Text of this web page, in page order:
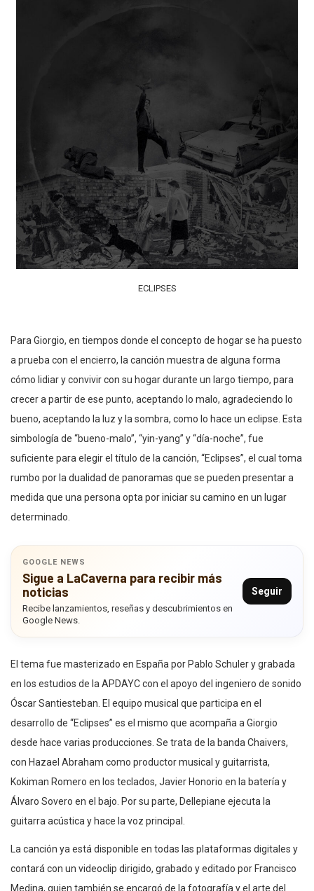
ECLIPSES
Para Giorgio, en tiempos donde el concepto de hogar se ha puesto
a prueba con el encierro, la canción muestra de alguna forma
cómo lidiar y convivir con su hogar durante un largo tiempo, para
crecer a partir de ese punto, aceptando lo malo, agradeciendo lo
bueno, aceptando la luz y la sombra, como lo hace un eclipse. Esta
simbología de “bueno-malo”, “yin-yang” y “día-noche”, fue
suficiente para elegir el título de la canción, “Eclipses”, el cual toma
rumbo por la dualidad de panoramas que se pueden presentar a
medida que una persona opta por iniciar su camino en un lugar
determinado.
GOOGLE NEWS
Sigue a LaCaverna para recibir más
noticias
Recibe lanzamientos, reseñas y descubrimientos en
Google News.
Seguir
El tema fue masterizado en España por Pablo Schuler y grabada
en los estudios de la APDAYC con el apoyo del ingeniero de sonido
Óscar Santiesteban. El equipo musical que participa en el
desarrollo de “Eclipses” es el mismo que acompaña a Giorgio
desde hace varias producciones. Se trata de la banda Chaivers,
con Hazael Abraham como productor musical y guitarrista,
Kokiman Romero en los teclados, Javier Honorio en la batería y
Álvaro Sovero en el bajo. Por su parte, Dellepiane ejecuta la
guitarra acústica y hace la voz principal.
La canción ya está disponible en todas las plataformas digitales y
contará con un videoclip dirigido, grabado y editado por Francisco
Medina, quien también se encargó de la fotografía y el arte del